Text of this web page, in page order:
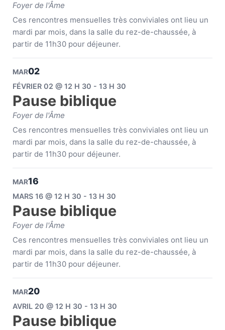
Foyer de l'Âme
Ces rencontres mensuelles très conviviales ont lieu un
mardi par mois, dans la salle du rez-de-chaussée, à
partir de 11h30 pour déjeuner.
MAR02
FÉVRIER 02 @ 12 H 30 - 13 H 30
Pause biblique
Foyer de l'Âme
Ces rencontres mensuelles très conviviales ont lieu un
mardi par mois, dans la salle du rez-de-chaussée, à
partir de 11h30 pour déjeuner.
MAR16
MARS 16 @ 12 H 30 - 13 H 30
Pause biblique
Foyer de l'Âme
Ces rencontres mensuelles très conviviales ont lieu un
mardi par mois, dans la salle du rez-de-chaussée, à
partir de 11h30 pour déjeuner.
MAR20
AVRIL 20 @ 12 H 30 - 13 H 30
Pause biblique